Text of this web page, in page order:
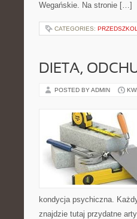
Wegańskie. Na stronie […]
CATEGORIES:
DIETA,
POSTED BY ADMIN
kondycja psychiczna.
znajdzie tutaj przydatne